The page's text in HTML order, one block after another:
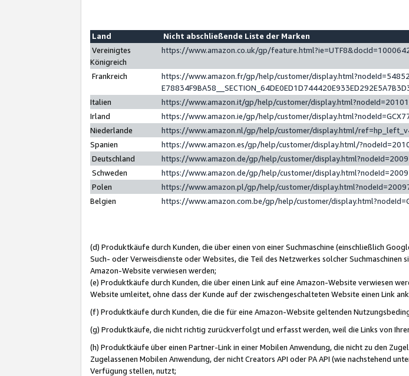
Land
Nicht abschließende Liste der Marken
Vereinigtes
Königreich
https://www.amazon.co.uk/gp/
Frankreich
https://www.amazon.fr/gp/help/customer/
Italien
https://www.amazon.it/gp/help/customer/
Irland
https://www.amazon.ie/gp/help/customer/
Niederlande
https://www.amazon.nl/gp/help/customer/display.html/
Spanien
https://www.amazon.es/gp/help/customer/display.html/
Deutschland
https://www.amazon.de/gp/help/customer/
Schweden
https://www.amazon.de/gp/help/customer/
Polen
https://www.amazon.pl/gp/help/customer/
Belgien
https://www.amazon.com.be/gp/help/customer/
(d) Produktkäufe durch Kunden, die über einen von einer Suchmaschine (einschließlich
Such- oder Verweisdienste oder Websites, die Teil des Netzwerkes solcher Suchmaschinen
Amazon-Website verwiesen werden;
(e) Produktkäufe durch Kunden, die über einen Link auf eine Amazon-Website verwiesen
Website umleitet, ohne dass der Kunde auf der zwischengeschalteten Website einen Link
(f) Produktkäufe durch Kunden, die die für eine Amazon-Website geltenden
(g) Produktkäufe, die nicht richtig zurückverfolgt und erfasst werden, weil die Links von
(h) Produktkäufe über einen Partner-Link in einer Mobilen Anwendung, die nicht zu den
Zugelassenen Mobilen Anwendung, der nicht Creators API oder PA API (wie nachstehend
Verfügung stellen, nutzt;